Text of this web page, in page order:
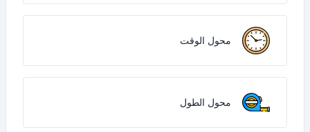
محول الوقت
محول الطول